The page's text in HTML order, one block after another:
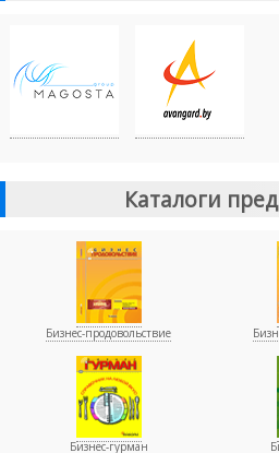
Каталоги
Бизнес-продовольствие
Бизнес-гурман